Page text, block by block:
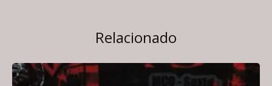
Relacionado